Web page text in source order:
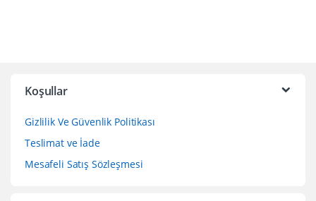
Koşullar
Gizlilik Ve Güvenlik Politikası
Teslimat ve İade
Mesafeli Satış Sözleşmesi